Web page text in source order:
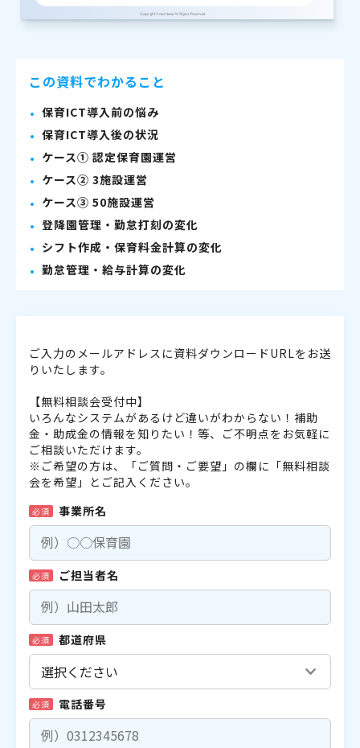
この資料でわかること
保育ICT導入前の悩み
保育ICT導入後の状況
ケース① 認定保育園運営
ケース② 3施設運営
ケース③ 50施設運営
登降園管理・勤怠打刻の変化
シフト作成・保育料金計算の変化
勤怠管理・給与計算の変化
ご入力のメールアドレスに資料ダウンロードURLをお送
りいたします。
【無料相談会受付中】
いろんなシステムがあるけど違いがわからない！補助
金・助成金の情報を知りたい！等、ご不明点をお気軽に
ご相談いただけます。
※ご希望の方は、「ご質問・ご要望」の欄に「無料相談
会を希望」とご記入ください。
必須 事業所名
必須 ご担当者名
必須 都道府県
必須 電話番号